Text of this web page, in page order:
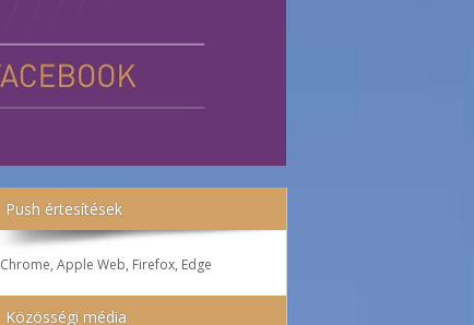
Push értesítések
Chrome, Apple Web, Firefox, Edge
Közösségi média